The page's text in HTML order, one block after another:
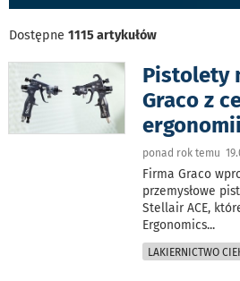
Dostępne 1115 artykułów
Pistolety
Graco z
ergonomii
ponad rok temu
Firma Graco
przemysłowe
Stellair ACE,
Ergonomics...
LAKIERNICTWO